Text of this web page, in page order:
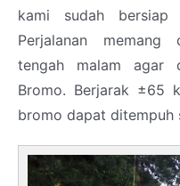
kami sudah
Perjalanan memang
tengah malam agar
Bromo. Berjarak ±65
bromo dapat ditempuh